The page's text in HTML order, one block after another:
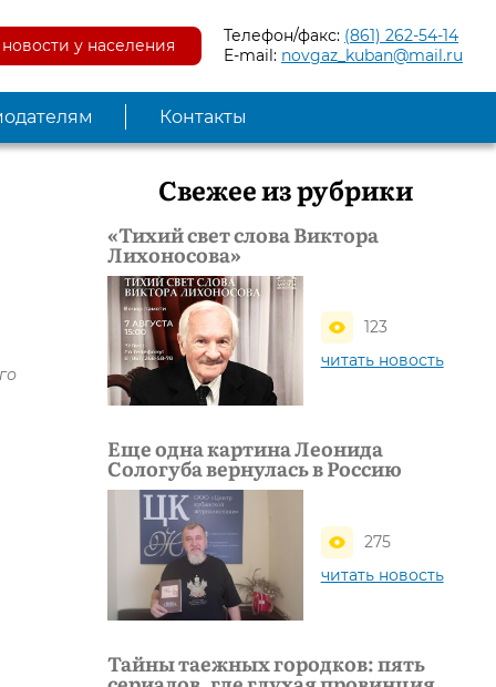
у населения Телефон/факс: (861) 262-54-14
E-mail: novgaz_kuban@mail.ru
Контакты
Свежее из рубрики
«Тихий свет слова Виктора
Лихоносова»
123
читать новость
Еще одна картина Леонида
Сологуба вернулась в Россию
275
читать новость
Тайны таежных городков: пять